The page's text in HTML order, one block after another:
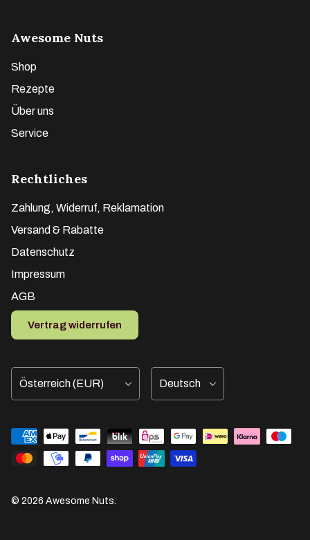
Awesome Nuts
Shop
Rezepte
Über uns
Service
Rechtliches
Zahlung, Widerruf, Reklamation
Versand & Rabatte
Datenschutz
Impressum
AGB
Vertrag widerrufen
Land/Region
© 2026 Awesome Nuts.